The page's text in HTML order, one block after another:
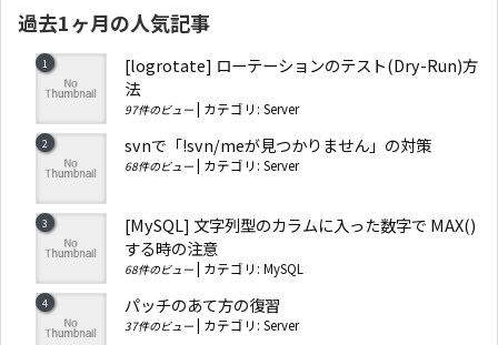
過去1ヶ月の人気記事
[logrotate] ローテーションのテスト(Dry-Run)方
法
97件のビュー カテゴリ: Server
svnで「!svn/meが見つかりません」の対策
68件のビュー カテゴリ: Server
[MySQL] 文字列型のカラムに入った数字で MAX()
する時の注意
68件のビュー カテゴリ: MySQL
パッチのあて方の復習
37件のビュー カテゴリ: Server